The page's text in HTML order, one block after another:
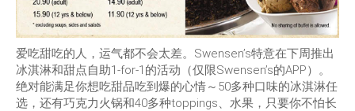
爱吃甜吃的人，运气都不会太差。Swensen’s特意在下周推出
冰淇淋和甜点自助1-for-1的活动（仅限Swensen’s的APP）。
绝对能满足你想吃甜品吃到爆的心情～50多种口味的冰淇淋任
选，还有巧克力火锅和40多种toppings、水果，只要你不怕长